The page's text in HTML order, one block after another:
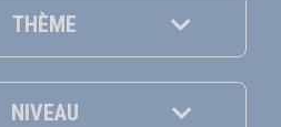
THÈME
NIVEAU